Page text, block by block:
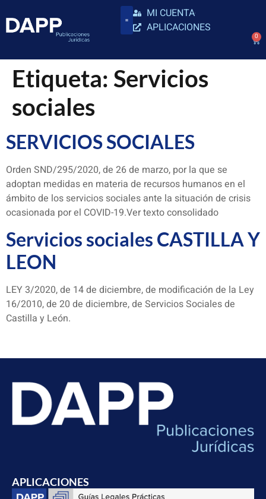
MI CUENTA
APLICACIONES
0
Etiqueta: Servicios
sociales
SERVICIOS SOCIALES
Orden SND/295/2020, de 26 de marzo, por la que se
adoptan medidas en materia de recursos humanos en el
ámbito de los servicios sociales ante la situación de crisis
ocasionada por el COVID-19.Ver texto consolidado
Servicios sociales CASTILLA Y
LEON
LEY 3/2020, de 14 de diciembre, de modificación de la Ley
16/2010, de 20 de diciembre, de Servicios Sociales de
Castilla y León.
APLICACIONES